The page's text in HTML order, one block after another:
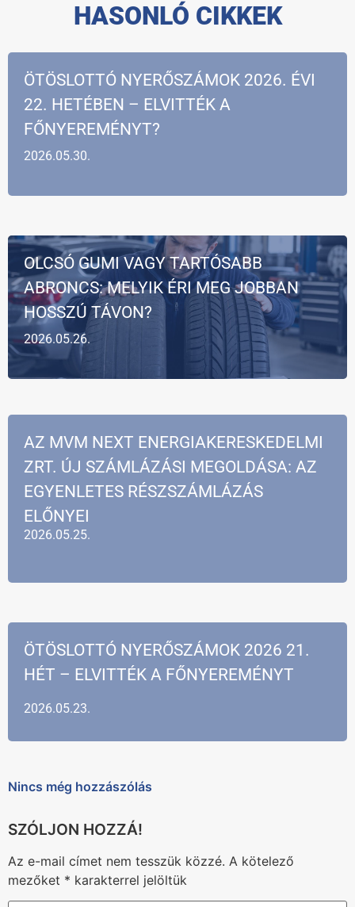
HASONLÓ CIKKEK
2026.05.30.
ÖTÖSLOTTÓ NYERŐSZÁMOK 2026. ÉVI
22. HETÉBEN – ELVITTÉK A
FŐNYEREMÉNYT?
2026.05.26.
OLCSÓ GUMI VAGY TARTÓSABB
ABRONCS: MELYIK ÉRI MEG JOBBAN
HOSSZÚ TÁVON?
2026.05.25.
AZ MVM NEXT ENERGIAKERESKEDELMI
ZRT. ÚJ SZÁMLÁZÁSI MEGOLDÁSA: AZ
EGYENLETES RÉSZSZÁMLÁZÁS
ELŐNYEI
2026.05.23.
ÖTÖSLOTTÓ NYERŐSZÁMOK 2026 21.
HÉT – ELVITTÉK A FŐNYEREMÉNYT
Nincs még hozzászólás
Az e-mail címet nem tesszük közzé. A kötelező
mezőket * karakterrel jelöltük